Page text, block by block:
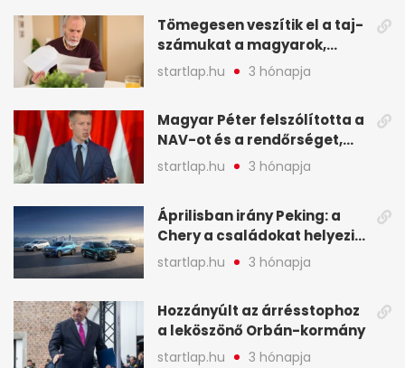
legfontosabb hírei
képekben
Tömegesen veszítik el a taj-
számukat a magyarok,
sokak ellen eljárást indít a
NAV - A hét hírei képekben
startlap.hu 3 hónapja
Magyar Péter felszólította a
NAV-ot és a rendőrséget,
tartóztassák le a NER-es
oligarchákat - A hét
startlap.hu 3 hónapja
Áprilisban irány Peking: a
Chery a családokat helyezi
globális mobilitási
programja középpontjába
startlap.hu 3 hónapja
Hozzányúlt az árrésstophoz
a leköszönő Orbán-kormány
startlap.hu 3 hónapja